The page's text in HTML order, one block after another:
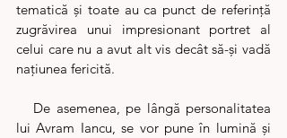
tematică și toate au ca punct de referință
zugrăvirea unui impresionant portret al
celui care nu a avut alt vis decât să-și vadă
națiunea fericită.
lui Avram Iancu, se vor pune în lumină și